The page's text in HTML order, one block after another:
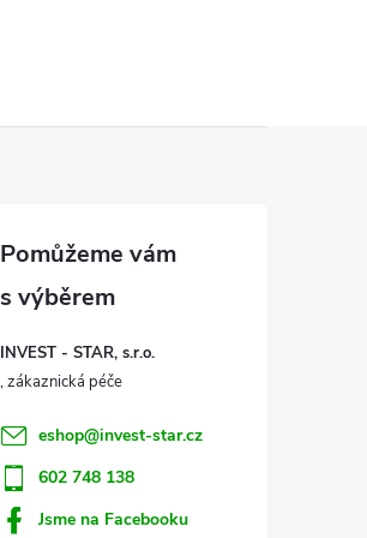
INVEST - STAR, s.r.o.
eshop@invest-star.cz
602 748 138
Jsme na Facebooku